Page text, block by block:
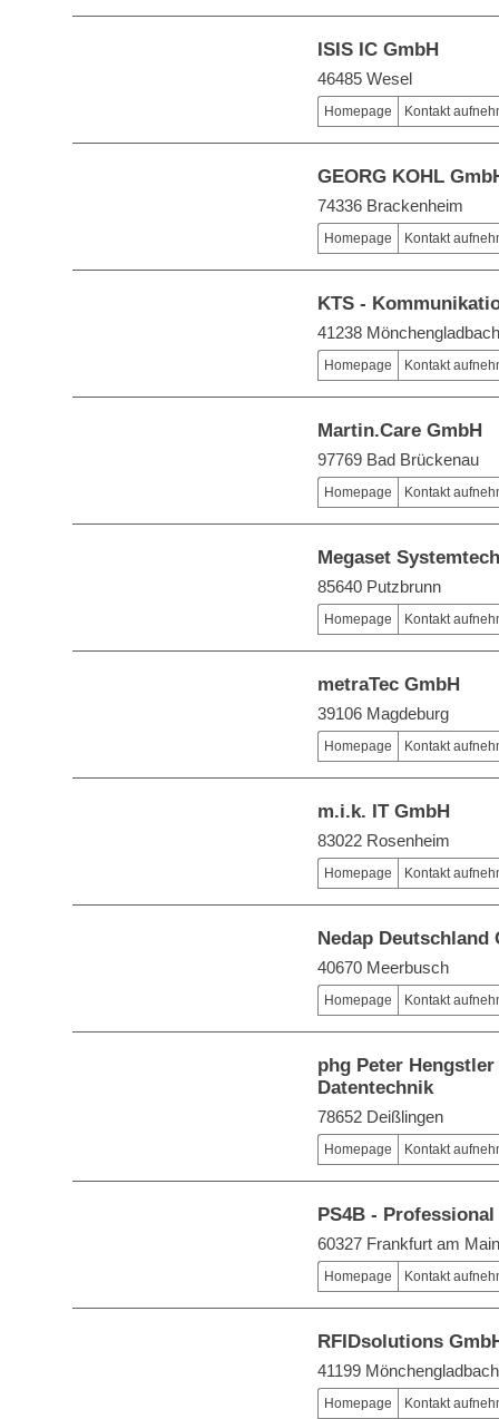
ISIS IC GmbH
46485 Wesel
Homepage Kontakt
GEORG KOHL
74336 Brackenheim
Homepage Kontakt
KTS -
41238 Mönchengladbach
Homepage Kontakt
Martin.Care GmbH
97769 Bad Brückenau
Homepage Kontakt
Megaset
85640 Putzbrunn
Homepage Kontakt
metraTec GmbH
39106 Magdeburg
Homepage Kontakt
m.i.k. IT GmbH
83022 Rosenheim
Homepage Kontakt
Nedap Deutschland
40670 Meerbusch
Homepage Kontakt
phg Peter
Datentechnik
78652 Deißlingen
Homepage Kontakt
PS4B -
60327 Frankfurt am Main
Homepage Kontakt
RFIDsolutions
41199 Mönchengladbach
Homepage Kontakt